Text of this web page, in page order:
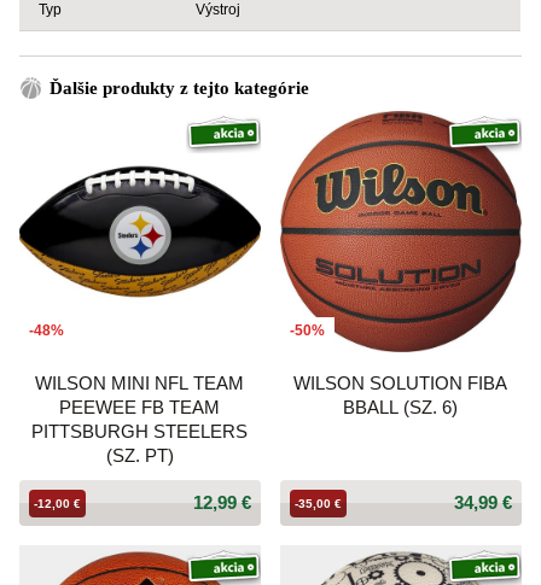
Typ Výstroj
Ďalšie produkty z tejto kategórie
-48%
WILSON MINI NFL TEAM
PEEWEE FB TEAM
PITTSBURGH STEELERS
(SZ. PT)
12,99 €
-12,00 €
-50%
WILSON SOLUTION FIBA
BBALL (SZ. 6)
34,99 €
-35,00 €